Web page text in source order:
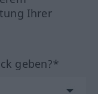
Ihrer
geben?*